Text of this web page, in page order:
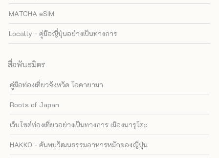
MATCHA eSIM
Locally - คู่มือญี่ปุ่นอย่างเป็นทางการ
สื่อพันธมิตร
คู่มือท่องเที่ยวจังหวัด โอคายาม่า
Roots of Japan
เว็บไซต์ท่องเที่ยวอย่างเป็นทางการ เมืองนารุโตะ
HAKKO - ค้นพบวัฒนธรรมอาหารหมักของญี่ปุ่น